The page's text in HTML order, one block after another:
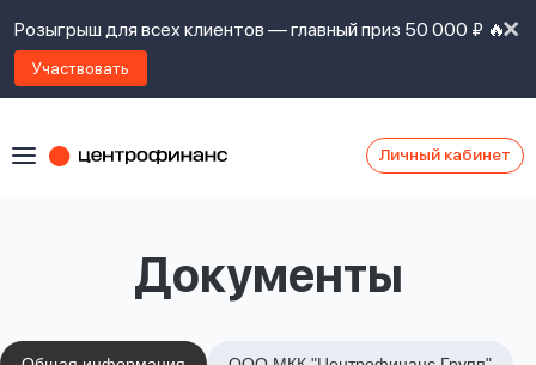
Розыгрыш для всех клиентов — главный приз 50 000 ₽ 🔥
Участвовать
Личный кабинет
Документы
ознакомлен
предоставления
займов,